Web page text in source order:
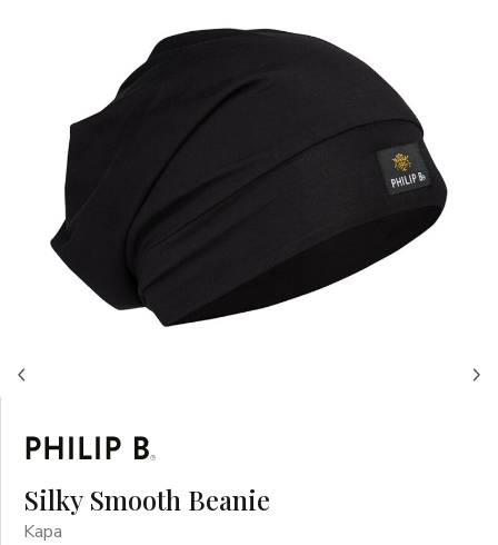
Silky Smooth Beanie
Kapa